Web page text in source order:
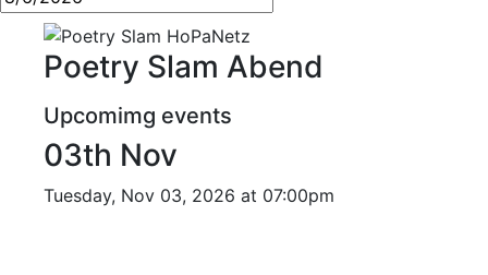
Poetry Slam Abend
Upcomimg events
03th Nov
Tuesday, Nov 03, 2026 at 07:00pm